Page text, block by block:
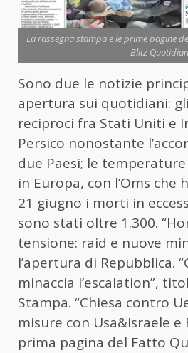
La rassegna stampa e le prime pagine
- Blitz
Sono due le notizie
apertura sui quotidiani:
reciproci fra Stati Uniti e
Persico nonostante
due Paesi; le
in Europa, con l’Oms
21 giugno i morti in
sono stati oltre 1.300.
tensione: raid e nuove
l’apertura di Repubblica.
minaccia l’escalation”,
Stampa. “Chiesa contro
misure con Usa&Israele e
prima pagina del Fatto